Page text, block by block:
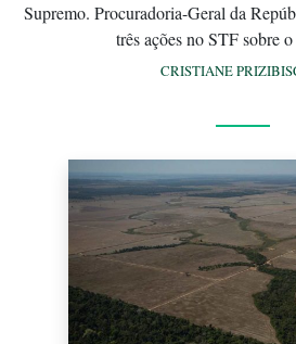
Supremo. Procuradoria-Geral da
três ações no STF sobre
CRISTIANE